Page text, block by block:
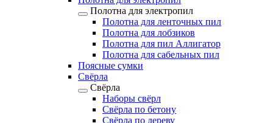
Полотна для электропил
Полотна для ленточных пил
Полотна для лобзиков
Полотна для пил Аллигатор
Полотна для сабельных пил
Поясные сумки
Свёрла
Свёрла
Наборы свёрл
Свёрла по бетону
Свёрла по дереву